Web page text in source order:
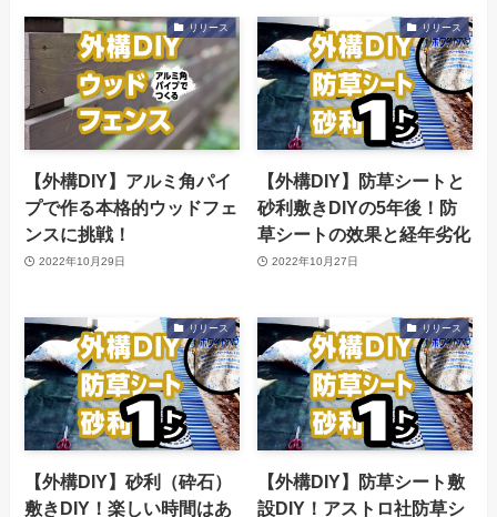
リリース
【外構DIY】アルミ角パイ
プで作る本格的ウッドフェ
ンスに挑戦！
2022年10月29日
リリース
【外構DIY】防草シートと
砂利敷きDIYの5年後！防
草シートの效果と経年劣化
2022年10月27日
リリース
【外構DIY】砂利（砕石）
敷きDIY！楽しい時間はあ
リリース
【外構DIY】防草シート敷
設DIY！アストロ社防草シ